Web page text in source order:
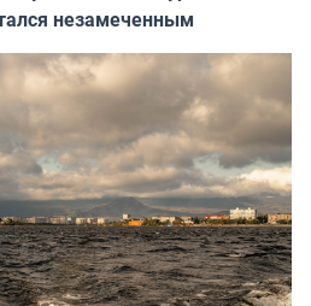
незамеченным